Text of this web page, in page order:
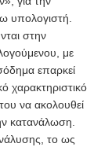
υπολογιστή.
στην
με
επαρκεί
χαρακτηριστικό
να ακολουθεί
κατανάλωση.
το ως